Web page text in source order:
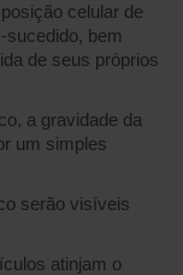
celular de
sucedido, bem
de seus próprios
a gravidade da
um simples
serão visíveis
atinjam o